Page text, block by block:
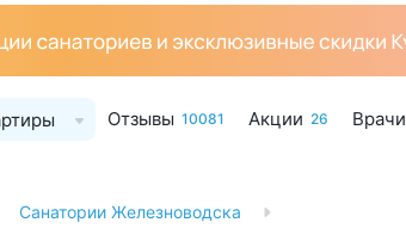
Отзывы 10081 Акции 26 Врачи
Санатории Железноводска